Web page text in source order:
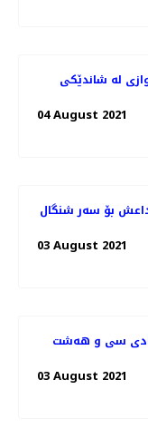
لە شاندێکی
04 August 2021
داعش بۆ سەر شنگال
03 August 2021
سى و هه‌شت
03 August 2021